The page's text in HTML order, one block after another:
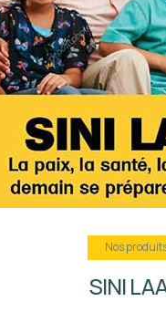
Nos
PER : Plan